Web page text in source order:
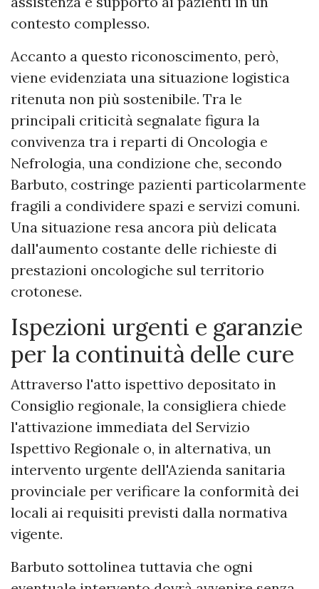
contesto complesso.
Accanto a questo riconoscimento, però,
viene evidenziata una situazione logistica
ritenuta non più sostenibile. Tra le
principali criticità segnalate figura la
convivenza tra i reparti di Oncologia e
Nefrologia, una condizione che, secondo
Barbuto, costringe pazienti particolarmente
fragili a condividere spazi e servizi comuni.
Una situazione resa ancora più delicata
dall'aumento costante delle richieste di
prestazioni oncologiche sul territorio
crotonese.
Ispezioni urgenti e garanzie
per la continuità delle cure
Attraverso l'atto ispettivo depositato in
Consiglio regionale, la consigliera chiede
l'attivazione immediata del Servizio
Ispettivo Regionale o, in alternativa, un
intervento urgente dell'Azienda sanitaria
provinciale per verificare la conformità dei
locali ai requisiti previsti dalla normativa
vigente.
Barbuto sottolinea tuttavia che ogni